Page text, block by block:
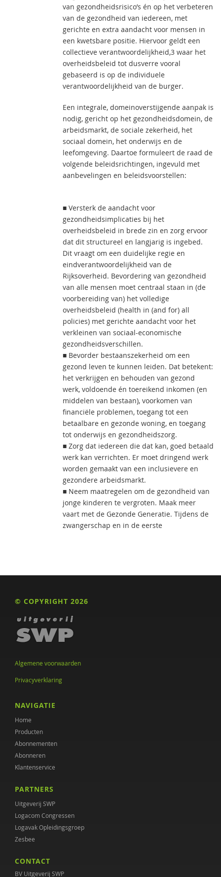
van gezondheidsrisico’s én op het verbeteren
van de gezondheid van iedereen, met
gerichte en extra aandacht voor mensen in
een kwetsbare positie. Hiervoor geldt een
collectieve verantwoordelijkheid,3 waar het
overheidsbeleid tot dusverre vooral
gebaseerd is op de individuele
verantwoordelijkheid van de burger.
Een integrale, domeinoverstijgende aanpak is
nodig, gericht op het gezondheidsdomein, de
arbeidsmarkt, de sociale zekerheid, het
sociaal domein, het onderwijs en de
leefomgeving. Daartoe formuleert de raad de
volgende beleidsrichtingen, ingevuld met
aanbevelingen en beleidsvoorstellen:
■ Versterk de aandacht voor
gezondheidsimplicaties bij het
overheidsbeleid in brede zin en zorg ervoor
dat dit structureel en langjarig is ingebed.
Dit vraagt om een duidelijke regie en
eindverantwoordelijkheid van de
Rijksoverheid. Bevordering van gezondheid
van alle mensen moet centraal staan in (de
voorbereiding van) het volledige
overheidsbeleid (health in (and for) all
policies) met gerichte aandacht voor het
verkleinen van sociaal-economische
gezondheidsverschillen.
■ Bevorder bestaanszekerheid om een
gezond leven te kunnen leiden. Dat betekent:
het verkrijgen en behouden van gezond
werk, voldoende én toereikend inkomen (en
middelen van bestaan), voorkomen van
financiële problemen, toegang tot een
betaalbare en gezonde woning, en toegang
tot onderwijs en gezondheidszorg.
■ Zorg dat iedereen die dat kan, goed betaald
werk kan verrichten. Er moet dringend werk
worden gemaakt van een inclusievere en
gezondere arbeidsmarkt.
■ Neem maatregelen om de gezondheid van
jonge kinderen te vergroten. Maak meer
vaart met de Gezonde Generatie. Tijdens de
zwangerschap en in de eerste
© COPYRIGHT 2026
Algemene voorwaarden
Privacyverklaring
NAVIGATIE
Home
Producten
Abonnementen
Abonneren
Klantenservice
PARTNERS
Uitgeverij SWP
Logacom Congressen
Logavak Opleidingsgroep
Zesbee
CONTACT
BV Uitgeverij SWP